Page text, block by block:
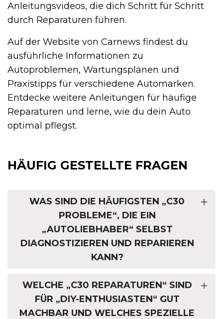
Anleitungsvideos, die dich Schritt für Schritt
durch Reparaturen führen.
Auf der Website von Carnews findest du
ausführliche Informationen zu
Autoproblemen, Wartungsplänen und
Praxistipps für verschiedene Automarken.
Entdecke weitere Anleitungen für häufige
Reparaturen und lerne, wie du dein Auto
optimal pflegst.
HÄUFIG GESTELLTE FRAGEN
WAS SIND DIE HÄUFIGSTEN „C30
PROBLEME“, DIE EIN
„AUTOLIEBHABER“ SELBST
DIAGNOSTIZIEREN UND REPARIEREN
KANN?
WELCHE „C30 REPARATUREN“ SIND
FÜR „DIY-ENTHUSIASTEN“ GUT
MACHBAR UND WELCHES SPEZIELLE